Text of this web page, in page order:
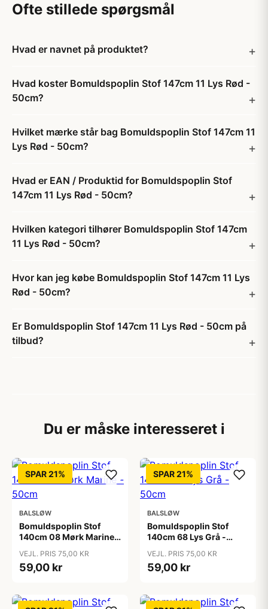
Ofte stillede spørgsmål
Hvad er navnet på produktet?
Hvad koster Bomuldspoplin Stof 147cm 11 Lys Rød -
50cm?
Hvilket mærke står bag Bomuldspoplin Stof 147cm 11
Lys Rød - 50cm?
Hvad er EAN / Produktid for Bomuldspoplin Stof
147cm 11 Lys Rød - 50cm?
Hvilken kategori tilhører Bomuldspoplin Stof 147cm
11 Lys Rød - 50cm?
Hvor kan jeg købe Bomuldspoplin Stof 147cm 11 Lys
Rød - 50cm?
Er Bomuldspoplin Stof 147cm 11 Lys Rød - 50cm på
tilbud?
Du er måske interesseret i
SPAR 21%
BALSLØW
Bomuldspoplin Stof
140cm 08 Mørk Marine -
VEJL. PRIS 75,00 KR
59,00 kr
SPAR 21%
BALSLØW
Bomuldspoplin Stof
140cm 68 Lys Grå -
VEJL. PRIS 75,00 KR
59,00 kr